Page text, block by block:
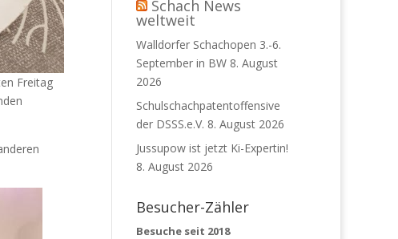
Freitag
Schach News
weltweit
Walldorfer Schachopen 3.-6.
September in BW 8. August
2026
Schulschachpatentoffensive
der DSSS.e.V. 8. August 2026
Jussupow ist jetzt Ki-Expertin!
8. August 2026
Besucher-Zähler
Besuche seit 2018